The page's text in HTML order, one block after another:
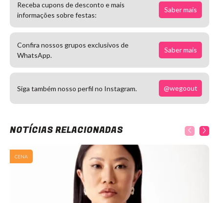
Receba cupons de desconto e mais
informações sobre festas:
Saber mais
Confira nossos grupos exclusivos de
WhatsApp.
Saber mais
Siga também nosso perfil no Instagram. @wegoout
NOTÍCIAS RELACIONADAS
CENA